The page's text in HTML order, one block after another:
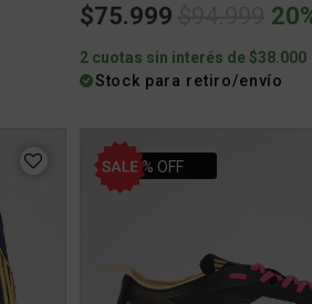
$75.999 Price to
2 cuotas sin interés de $38.000
Stock para retiro/envío
10% OFF